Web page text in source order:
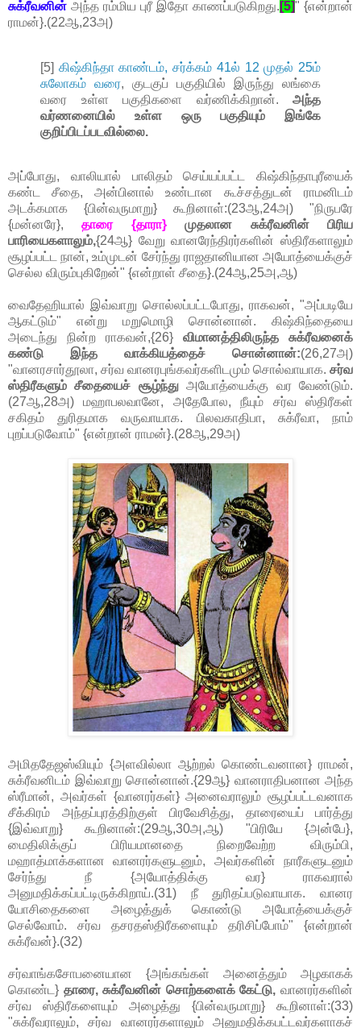
சுக்ரீவனின் அந்த ரம்மிய புரீ இதோ காணப்படுகிறது. [5]" {என்றான்
ராமன்}.(22ஆ,23அ)
[5] கிஷ்கிந்தா காண்டம், சர்க்கம் 41ல் 12 முதல் 25ம்
சுலோகம் வரை, குடகுப் பகுதியில் இருந்து லங்கை
வரை உள்ள பகுதிகளை வர்ணிக்கிறான். அந்த
வர்ணனையில் உள்ள ஒரு பகுதியும் இங்கே
குறிப்பிடப்படவில்லை.
அப்போது, வாலியால் பாலிதம் செய்யப்பட்ட கிஷ்கிந்தாபுரீயைக்
கண்ட சீதை, அன்பினால் உண்டான கூச்சத்துடன் ராமனிடம்
அடக்கமாக {பின்வருமாறு} கூறினாள்:(23ஆ,24அ) "நிருபரே
{மன்னரே},தாரை {தாரா}
முதலான சுக்ரீவனின் பிரிய
பாரியைகளாலும்,{24ஆ} வேறு வானரேந்திரர்களின் ஸ்திரீகளாலும்
சூழப்பட்ட நான், உம்முடன் சேர்ந்து ராஜதானியான அயோத்யைக்குச்
செல்ல விரும்புகிறேன்" {என்றாள் சீதை}.(24ஆ,25அ,ஆ)
வைதேஹியால் இவ்வாறு சொல்லப்பட்டபோது, ராகவன், "அப்படியே
ஆகட்டும்" என்று மறுமொழி சொன்னான். கிஷ்கிந்தையை
அடைந்து நின்ற ராகவன்,{26} விமானத்திலிருந்த சுக்ரீவனைக்
கண்டு இந்த வாக்கியத்தைச் சொன்னான்:(26,27அ)
"வானரசார்தூலா, சர்வ வானரபுங்கவர்களிடமும் சொல்வாயாக. சர்வ
ஸ்திரீகளும் சீதையைச் சூழ்ந்துஅயோத்யைக்கு வர வேண்டும்.
(27ஆ,28அ) மஹாபலவானே, அதேபோல, நீயும் சர்வ ஸ்திரீகள்
சகிதம் துரிதமாக வருவாயாக. பிலவகாதிபா, சுக்ரீவா, நாம்
புறப்படுவோம்" {என்றான் ராமன்}.(28ஆ,29அ)
அமிததேஜஸ்வியும் {அளவில்லா ஆற்றல் கொண்டவனான} ராமன்,
சுக்ரீவனிடம் இவ்வாறு சொன்னான்.{29ஆ} வானராதிபனான அந்த
ஸ்ரீமான், அவர்கள் {வானரர்கள்} அனைவராலும் சூழப்பட்டவனாக
சீக்கிரம் அந்தப்புரத்திற்குள் பிரவேசித்து, தாரையைப் பார்த்து
{இவ்வாறு} கூறினான்:(29ஆ,30அ,ஆ) "பிரியே {அன்பே},
மைதிலிக்குப் பிரியமானதை நிறைவேற்ற விரும்பி,
மஹாத்மாக்களான வானரர்களுடனும், அவர்களின் நாரீகளுடனும்
சேர்ந்து நீ {அயோத்திக்கு வர} ராகவரால்
அனுமதிக்கப்பட்டிருக்கிறாய்.(31) நீ துரிதப்படுவாயாக. வானர
யோசிதைகளை அழைத்துக் கொண்டு அயோத்யைக்குச்
செல்வோம். சர்வ தசரதஸ்திரீகளையும் தரிசிப்போம்" {என்றான்
சுக்ரீவன்}.(32)
சர்வாங்கசோபனையான {அங்கங்கள் அனைத்தும் அழகாகக்
கொண்ட} தாரை, சுக்ரீவனின் சொற்களைக் கேட்டு, வானரர்களின்
சர்வ ஸ்திரீகளையும் அழைத்து {பின்வருமாறு} கூறினாள்:(33)
"சுக்ரீவராலும், சர்வ வானரர்களாலும் அனுமதிக்கபட்டவர்களாகச்